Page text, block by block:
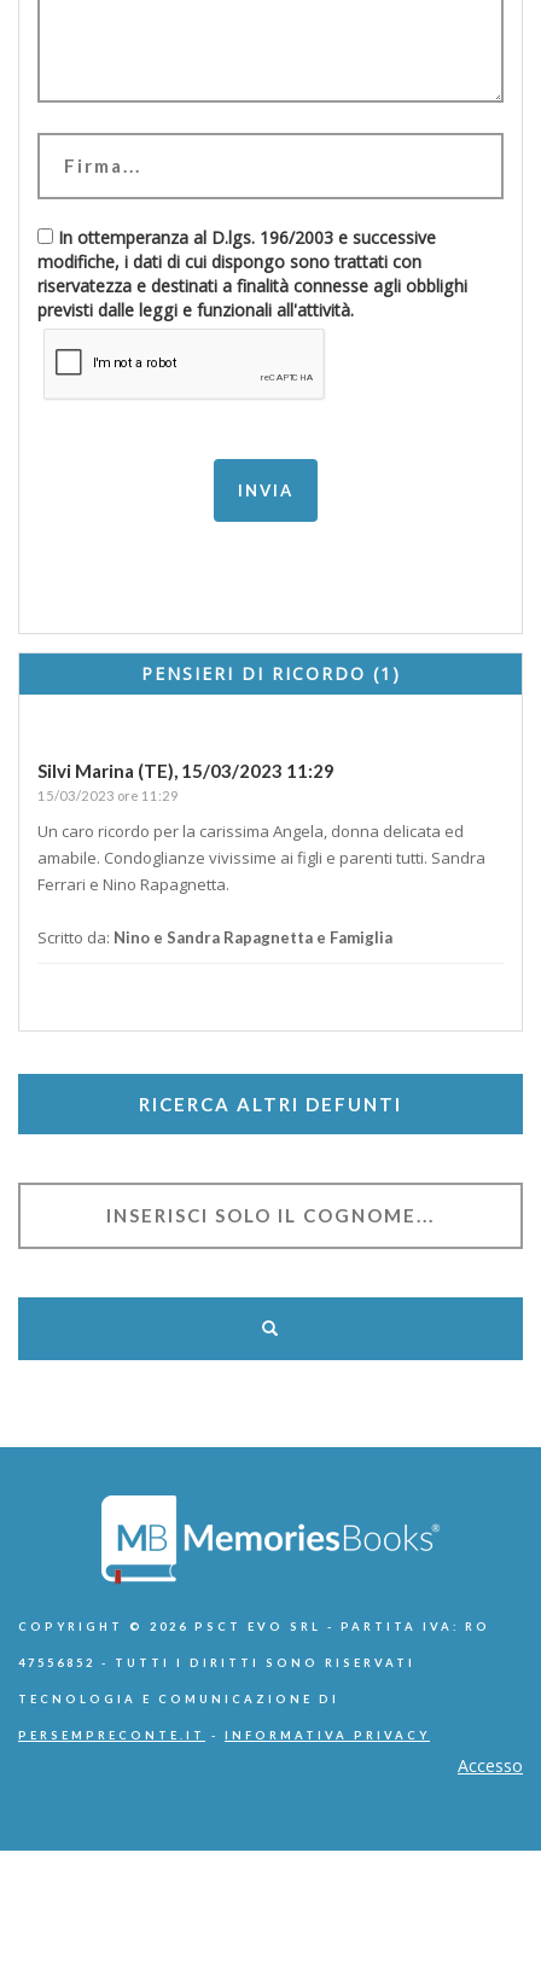
In ottemperanza al D.lgs. 196/2003 e successive
modifiche, i dati di cui dispongo sono trattati con
riservatezza e destinati a finalità connesse agli obblighi
previsti dalle leggi e funzionali all'attività.
PENSIERI DI RICORDO (1)
Silvi Marina (TE), 15/03/2023 11:29
15/03/2023 ore 11:29
Un caro ricordo per la carissima Angela, donna delicata ed
amabile. Condoglianze vivissime ai figli e parenti tutti. Sandra
Ferrari e Nino Rapagnetta.
Scritto da: Nino e Sandra Rapagnetta e Famiglia
RICERCA ALTRI DEFUNTI
COPYRIGHT © 2026 PSCT EVO SRL - PARTITA IVA: RO
47556852 - TUTTI I DIRITTI SONO RISERVATI
TECNOLOGIA E COMUNICAZIONE DI
PERSEMPRECONTE.IT - INFORMATIVA PRIVACY
Accesso